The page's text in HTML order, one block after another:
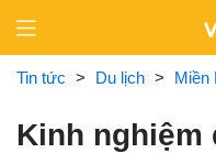
content
Tin tức > Du lịch > Miền
Kinh